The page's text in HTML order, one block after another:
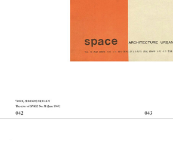
연스러운 일부이기도 했다.”
- 최원준, ‘리뷰’, 370쪽
면 등 한정된 자료를 자신만의 매체(도면, 스